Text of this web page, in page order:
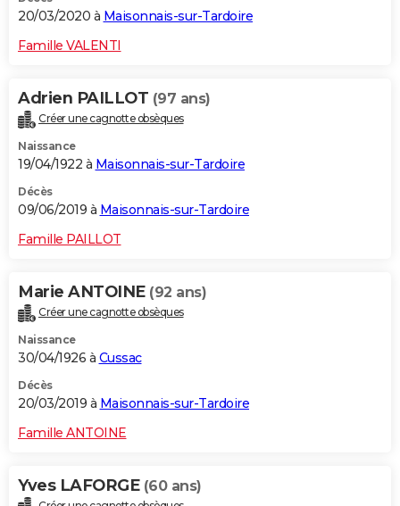
20/03/2020 à Maisonnais-sur-Tardoire
Famille VALENTI
Adrien PAILLOT (97 ans)
Créer une cagnotte obsèques
Naissance
19/04/1922 à Maisonnais-sur-Tardoire
Décès
09/06/2019 à Maisonnais-sur-Tardoire
Famille PAILLOT
Marie ANTOINE (92 ans)
Créer une cagnotte obsèques
Naissance
30/04/1926 à Cussac
Décès
20/03/2019 à Maisonnais-sur-Tardoire
Famille ANTOINE
Yves LAFORGE (60 ans)